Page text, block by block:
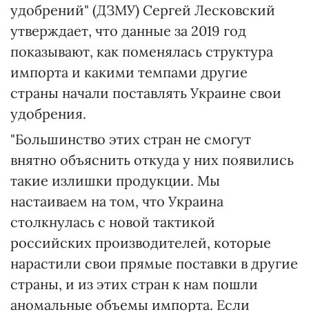
удобрений" (ДЗМУ) Сергей Лесковский
утверждает, что данные за 2019 год
показывают, как поменялась структура
импорта и какими темпами другие
страны начали поставлять Украине свои
удобрения.
"Большинство этих стран не смогут
внятно объяснить откуда у них появились
такие излишки продукции. Мы
настаиваем на том, что Украина
столкнулась с новой тактикой
российских производителей, которые
нарастили свои прямые поставки в другие
страны, и из этих стран к нам пошли
аномальные объемы импорта. Если